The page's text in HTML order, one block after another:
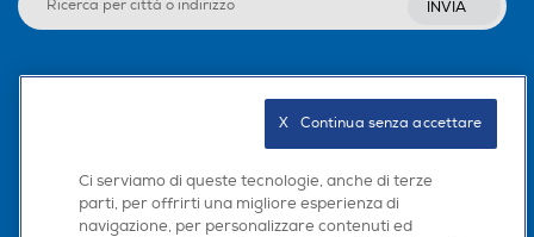
INVIA
Scarica la nostra app
Ci serviamo di queste tecnologie, anche di terze
parti, per offrirti una migliore esperienza di
navigazione, per personalizzare contenuti ed
X   Continua senza accettare